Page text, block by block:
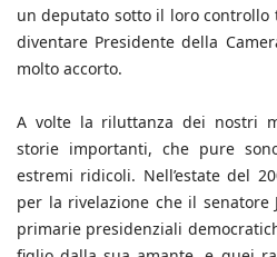
un deputato sotto il loro
diventare Presidente della
molto accorto.
A volte la riluttanza dei nostri
storie importanti, che pure
estremi ridicoli. Nell’estate del
per la rivelazione che il senatore
primarie presidenziali